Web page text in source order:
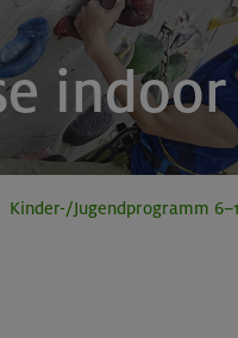
indoor
Kinder-/Jugendprogramm